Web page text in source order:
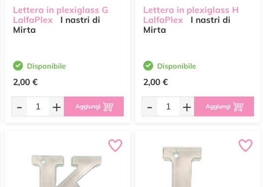
Lettera in plexiglass G
LalfaPlex
I nastri di
Mirta
Disponibile
2,00 €
- + Aggiungi
Lettera in plexiglass H
LalfaPlex
I nastri di
Mirta
Disponibile
2,00 €
- + Aggiungi